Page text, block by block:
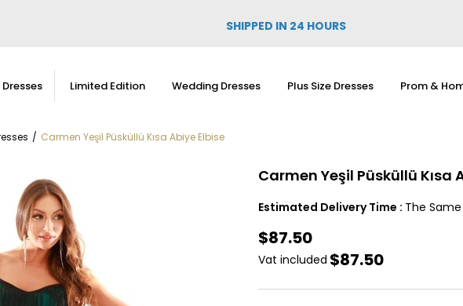
SHIPPED IN 24 HOURS
Limited Edition Wedding Dresses Plus Size Dresses Prom &
Carmen Yeşil Püsküllü Kısa Abiye Elbise
Carmen Yeşil Püsküllü Kısa
Estimated Delivery Time : The
$87.50
Vat included $87.50